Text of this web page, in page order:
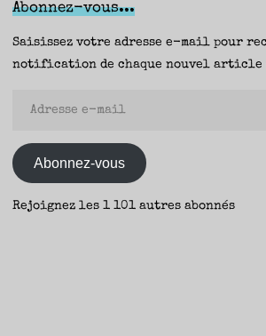
Abonnez-vous...
Saisissez votre adresse e-mail pour
notification de chaque nouvel article
mail
Abonnez-vous
Rejoignez les 1 101 autres abonnés